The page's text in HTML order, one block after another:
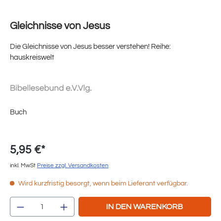
Gleichnisse von Jesus
Die Gleichnisse von Jesus besser verstehen! Reihe:
hauskreiswelt
Buch
5,95 €*
inkl. MwSt Preise zzgl. Versandkosten
Wird kurzfristig besorgt, wenn beim Lieferant verfügbar.
Produkt Anzahl: Gib den gewünschten
IN DEN WARENKORB